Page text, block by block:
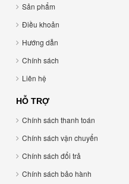
Sản phẩm
Điều khoản
Hướng dẫn
Chính sách
Liên hệ
HỖ TRỢ
Chính sách thanh toán
Chính sách vận chuyển
Chính sách đổi trả
Chính sách bảo hành